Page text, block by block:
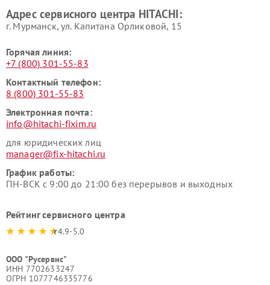
HITACHI
HITACHI
Адрес сервисного центра HITACHI:
г. Мурманск, ул. Капитана Орликовой, 15
Горячая линия:
+7 (800) 301-55-83
Контактный телефон:
8 (800) 301-55-83
Электронная почта:
info@hitachi-fixim.ru
для юридических лиц
manager@fix-hitachi.ru
График работы:
ПН-ВСК с 9:00 до 21:00 без перерывов и выходных
Рейтинг сервисного центра
4.9-5.0
ООО "Русервис"
ИНН 7702633247
ОГРН 1077746335776